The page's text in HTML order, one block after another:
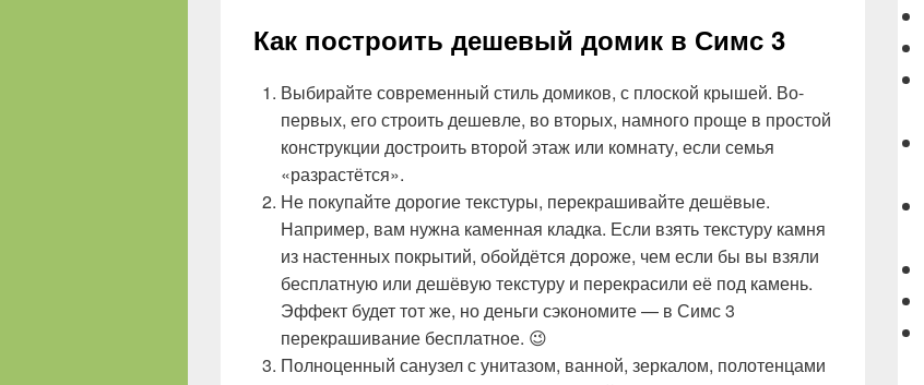
Как построить дешевый домик в Симс 3
Выбирайте современный стиль домиков, с плоской крышей. Во-
первых, его строить дешевле, во вторых, намного проще в простой
конструкции достроить второй этаж или комнату, если семья
«разрастётся».
Не покупайте дорогие текстуры, перекрашивайте дешёвые.
Например, вам нужна каменная кладка. Если взять текстуру камня
из настенных покрытий, обойдётся дороже, чем если бы вы взяли
бесплатную или дешёвую текстуру и перекрасили её под камень.
Эффект будет тот же, но деньги сэкономите — в Симс 3
перекрашивание бесплатное. 😉
Полноценный санузел с унитазом, ванной, зеркалом, полотенцами